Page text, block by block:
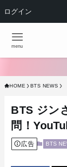
ログイン
menu
HOME BTS NEWS
BTS ジン
問！
広告 BTS